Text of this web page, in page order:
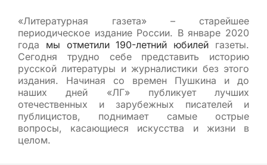
«Литературная газета» – старейшее
периодическое издание России. В январе 2020
года мы отметили 190-летний юбилей газеты.
Сегодня трудно себе представить историю
русской литературы и журналистики без этого
издания. Начиная со времен Пушкина и до
наших дней «ЛГ» публикует лучших
отечественных и зарубежных писателей и
публицистов, поднимает самые острые
вопросы, касающиеся искусства и жизни в
целом.